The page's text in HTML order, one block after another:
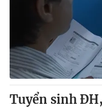
Tuyển sinh